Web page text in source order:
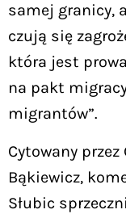
samej granicy,
czują się
która jest
na pakt
migrantów”.
Cytowany
Bąkiewicz,
Słubic